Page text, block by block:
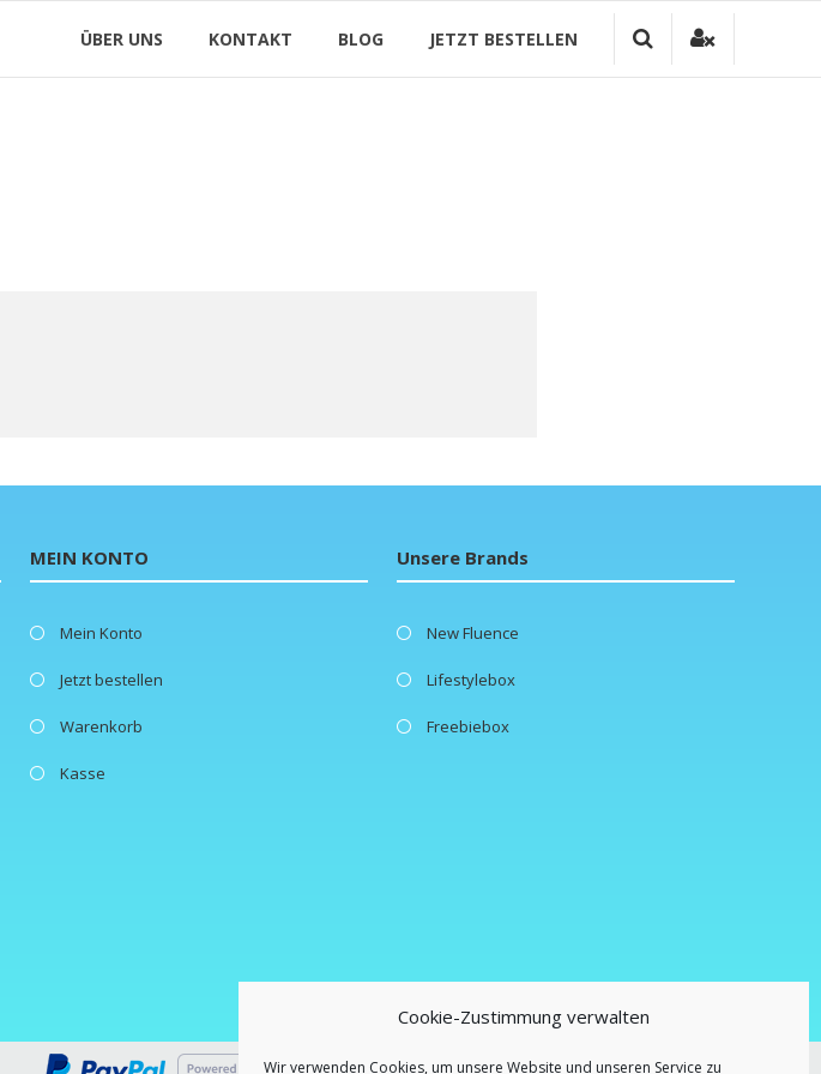
Cookie-Zustimmung verwalten
Wir verwenden Cookies, um unsere Website und unseren Service zu
ÜBER UNS KONTAKT BLOG JETZT BESTELLEN
MEIN KONTO
Mein Konto
Jetzt bestellen
Warenkorb
Kasse
Unsere Brands
New Fluence
Lifestylebox
Freebiebox